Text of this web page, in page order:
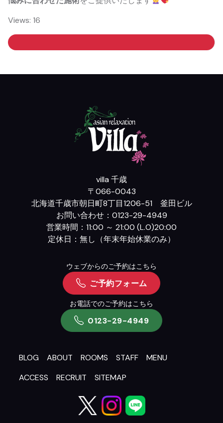
Views: 16
villa 千歳
〒066-0043
北海道千歳市朝日町8丁目1206-51 釜田ビル
お問い合わせ：0123-29-4949
営業時間：11:00 ～ 21:00 (L.O)20:00
定休日：無し（年末年始休業のみ）
ウェブからのご予約はこちら
ご予約フォーム
お電話でのご予約はこちら
0123-29-4949
BLOG ABOUT ROOMS STAFF
MENU
ACCESS
RECRUIT SITEMAP